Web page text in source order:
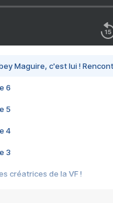
Maguire, c'est lui !
6
5
4
3
créatrices de la VF !